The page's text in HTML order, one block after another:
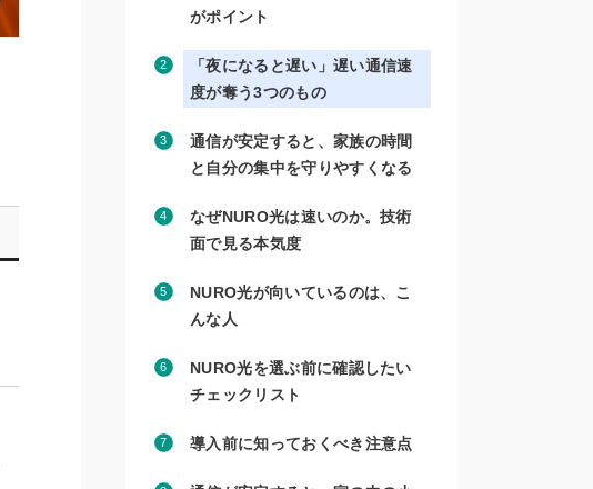
がポイント
「夜になると遅い」遅い通信速
度が奪う3つのもの
通信が安定すると、家族の時間
と自分の集中を守りやすくなる
なぜNURO光は速いのか。技術
面で見る本気度
NURO光が向いているのは、こ
んな人
NURO光を選ぶ前に確認したい
チェックリスト
導入前に知っておくべき注意点